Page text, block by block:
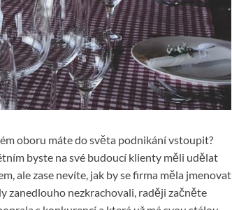
oboru máte do světa podnikání vstoupit?
byste na své budoucí klienty měli udělat
ale zase nevíte, jak by se firma měla jmenovat
zanedlouho nezkrachovali, raději začněte